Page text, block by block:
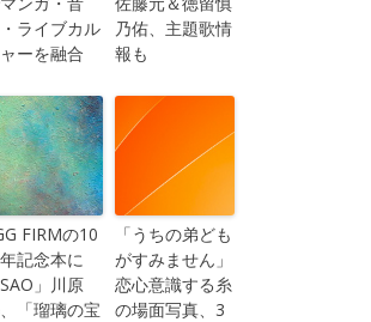
ライブカル
ーを融合
乃佑、主題歌情
報も
FIRMの10
記念本に
SAO」川原
「瑠璃の宝
「うちの弟ども
がすみません」
恋心意識する糸
の場面写真、3